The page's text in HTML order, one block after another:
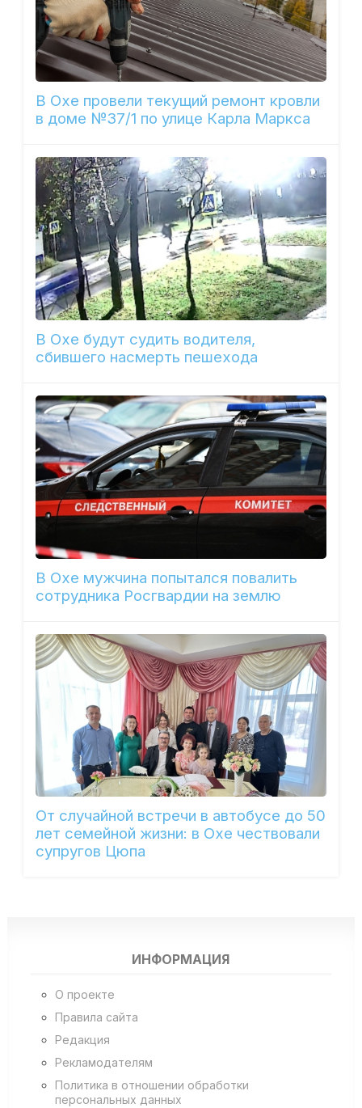
В Охе провели текущий ремонт кровли
в доме №37/1 по улице Карла Маркса
В Охе будут судить водителя,
сбившего насмерть пешехода
В Охе мужчина попытался повалить
сотрудника Росгвардии на землю
От случайной встречи в автобусе до 50
лет семейной жизни: в Охе чествовали
супругов Цюпа
ИНФОРМАЦИЯ
О проекте
Правила сайта
Редакция
Рекламодателям
Политика в отношении обработки
персональных данных